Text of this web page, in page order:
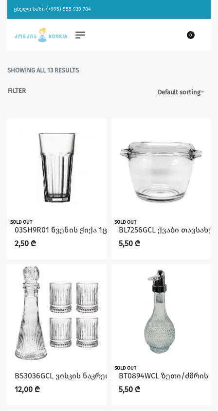
ცხელი ხაზი (+995) 555 939 704
0
SHOWING ALL 13 RESULTS
Default sorting
FILTER
SOLD OUT
03SH9R01 წვენის ჭიქა 1ც 450მლ KYOTO
2,50 ₾
SOLD OUT
BL7256GCL ქვაბი
5,50 ₾
BS3036GCL ვისკის ნაკრები გრაფინი 2360მლ + 4 ჭიქა
12,00 ₾
SOLD OUT
BT0894WCL ზეთი/ძმრის
5,50 ₾